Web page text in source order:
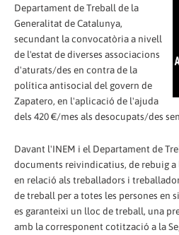
Departament de Treball de la
Generalitat de Catalunya,
secundant la convocatòria a nivell
de l'estat de diverses associacions
d'aturats/des en contra de la
política antisocial del govern de
Zapatero, en l'aplicació de l'ajuda
dels 420 €/mes als desocupats/des
Davant l'INEM i el Departament de
documents reivindicatius, de rebuig
en relació als treballadors i
de treball per a totes les persones en
es garanteixi un lloc de treball, una
amb la corresponent cotització a la